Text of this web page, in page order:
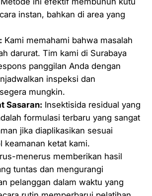
instan, bahkan di area yang
Kami memahami bahwa masalah
darurat. Tim kami di Surabaya
panggilan Anda dengan
inspeksi dan
mungkin.
Sasaran: Insektisida residual yang
formulasi terbaru yang sangat
jika diaplikasikan sesuai
keamanan ketat kami.
menerus memberikan hasil
tuntas dan mengurangi
pelanggan dalam waktu yang